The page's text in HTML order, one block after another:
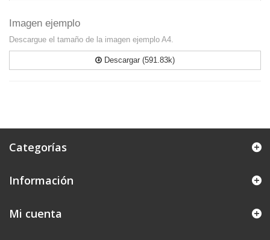
Imagen ejemplo
Descargue el tamaño de la imagen ejemplo A4.
Descargar (591.83k)
Categorías
Información
Mi cuenta